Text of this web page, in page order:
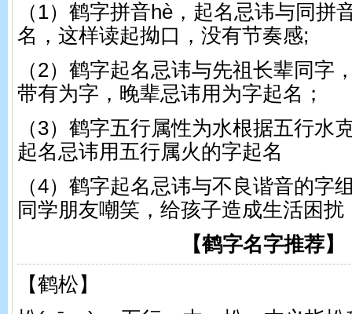
（1）鹤字拼音hè，起名忌讳与同拼
名，这样读起拗口，没有节奏感;
（2）鹤字起名忌讳与先祖长辈同字
带有为字，晚辈忌讳用为字起名；
（3）鹤字五行属性为水根据五行水
起名忌讳用五行属火的字起名
（4）鹤字起名忌讳与不良谐音的字
同学朋友嘲笑，给孩子造成生活困扰
【鹤字名字推荐】
【鹤松】